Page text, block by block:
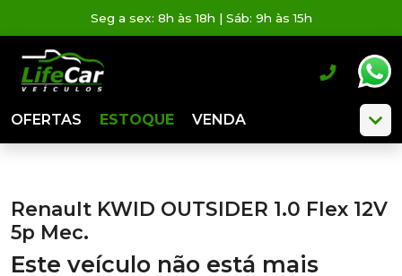
Seg a sex: 8h às 18h | Sáb: 9h às 15h
OFERTAS ESTOQUE VENDA
Renault KWID OUTSIDER 1.0 Flex 12V
5p Mec.
Este veículo não está mais